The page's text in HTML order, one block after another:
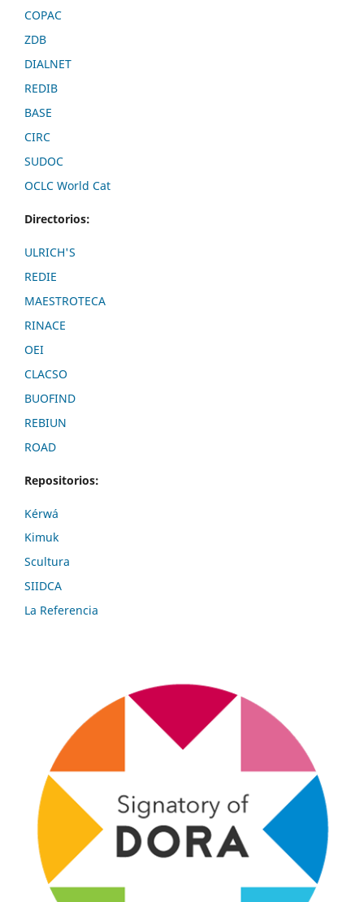
COPAC
ZDB
DIALNET
REDIB
BASE
CIRC
SUDOC
OCLC World Cat
Directorios:
ULRICH'S
REDIE
MAESTROTECA
RINACE
OEI
CLACSO
BUOFIND
REBIUN
ROAD
Repositorios:
Kérwá
Kimuk
Scultura
SIIDCA
La Referencia